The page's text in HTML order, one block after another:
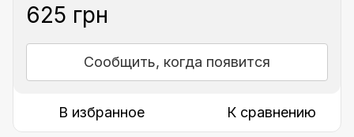
625 грн
Сообщить, когда появится
В избранное К сравнению